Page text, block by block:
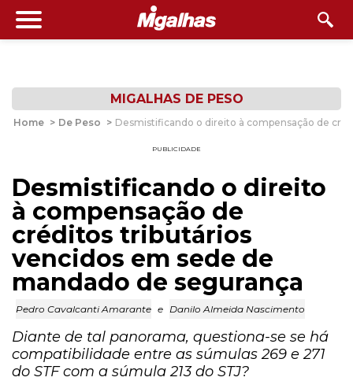
MIGALHAS DE PESO
Home > De Peso > Desmistificando o direito à compensação de
PUBLICIDADE
Desmistificando o direito
à compensação de
créditos tributários
vencidos em sede de
mandado de segurança
Pedro Cavalcanti Amarante e Danilo Almeida Nascimento
Diante de tal panorama, questiona-se se há
compatibilidade entre as súmulas 269 e 271
do STF com a súmula 213 do STJ?